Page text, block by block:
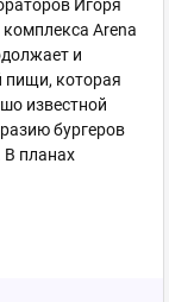
Игоря
Arena
и
пищи, которая
известной
бургеров
В планах